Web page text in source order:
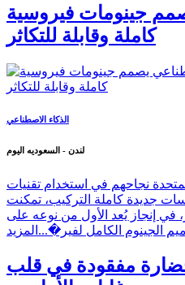
جينومات فيروسية
كاملة وقابلة للتكاثر
الذكاء الاصطناعي
لندن - السعوديه اليوم
نجاحهم في استخدام تقنيات
جديدة كاملة التركيب، تمكنت
في إنجاز يُعد الأول من نوعه على
الجينوم الكامل لفير�... المزيد
مفقودة في قلب